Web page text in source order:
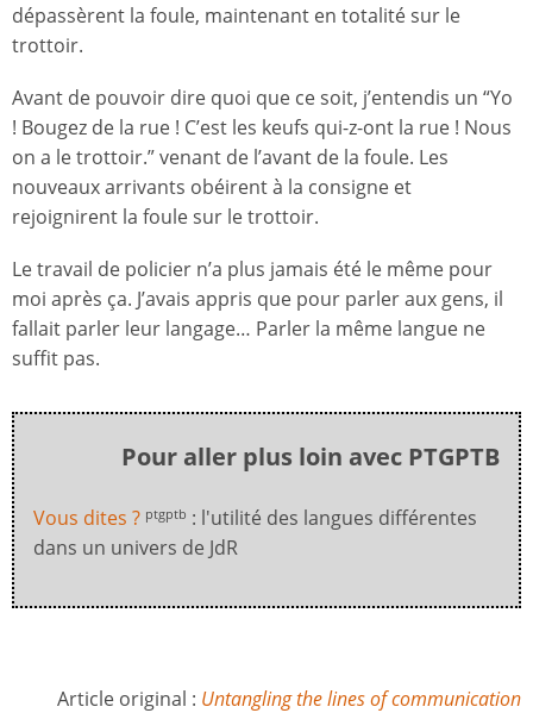
dépassèrent la foule, maintenant en totalité sur le
trottoir.
Avant de pouvoir dire quoi que ce soit, j’entendis un “Yo
! Bougez de la rue ! C’est les keufs qui-z-ont la rue ! Nous
on a le trottoir.” venant de l’avant de la foule. Les
nouveaux arrivants obéirent à la consigne et
rejoignirent la foule sur le trottoir.
Le travail de policier n’a plus jamais été le même pour
moi après ça. J’avais appris que pour parler aux gens, il
fallait parler leur langage… Parler la même langue ne
suffit pas.
Pour aller plus loin avec PTGPTB
Vous dites ? ptgptb : l'utilité des langues différentes
dans un univers de JdR
Article original : Untangling the lines of communication